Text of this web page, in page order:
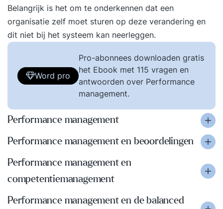
Belangrijk is het om te onderkennen dat een
organisatie zelf moet sturen op deze verandering en
dit niet bij het systeem kan neerleggen.
Word pro
Pro-abonnees downloaden gratis
het Ebook met 115 vragen en
antwoorden over Performance
management.
Performance management
Performance management en beoordelingen
Performance management en
competentiemanagement
Performance management en de balanced